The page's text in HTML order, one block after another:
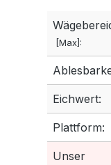
[Max]:
Eichwert:
Plattform:
Unser